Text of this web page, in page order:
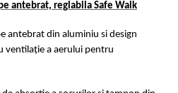
antebrat, reglabila Safe Walk
antebrat din aluminiu si design
ventilație a aerului pentru